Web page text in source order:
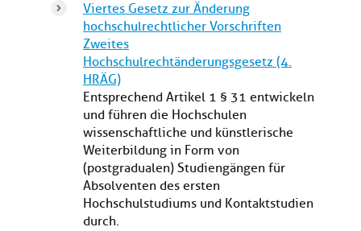
Viertes Gesetz zur Änderung
hochschulrechtlicher Vorschriften
Zweites
Hochschulrechtänderungsgesetz (4.
HRÄG)
Entsprechend Artikel 1 § 31 entwickeln
und führen die Hochschulen
wissenschaftliche und künstlerische
Weiterbildung in Form von
(postgradualen) Studiengängen für
Absolventen des ersten
Hochschulstudiums und Kontaktstudien
durch.